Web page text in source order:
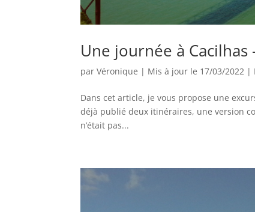
Une journée à
parVéronique | Mis à jour le 17/03/2022 |
Dans cet article, je vous propose une
déjà publié deux itinéraires, une version
n’était pas...